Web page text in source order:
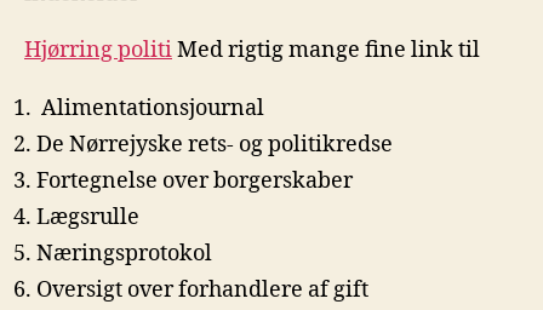
Hjørring politiMed rigtig mange fine link til
Alimentationsjournal
De Nørrejyske rets- og politikredse
Fortegnelse over borgerskaber
Lægsrulle
Næringsprotokol
Oversigt over forhandlere af gift